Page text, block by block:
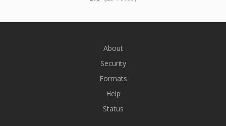
About
Security
Formats
Help
Status